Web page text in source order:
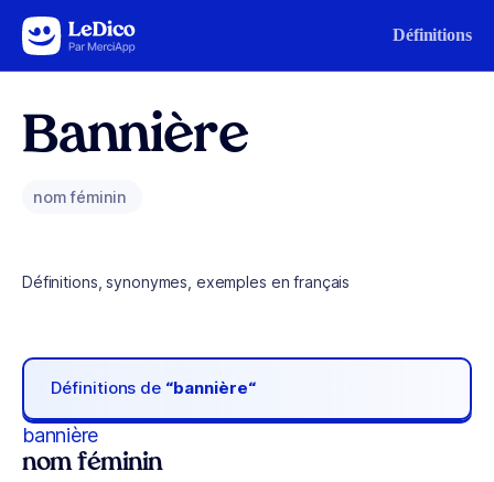
Aller au contenu Définitions
Bannière
nom féminin
Définitions, synonymes, exemples en français
Définitions de “bannière“
bannière
nom féminin